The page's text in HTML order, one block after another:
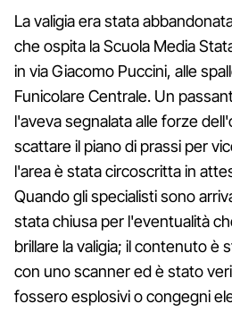
La valigia era stata
che ospita la Scuola Media
in via Giacomo Puccini, alle
Funicolare Centrale. Un
l'aveva segnalata alle forze
scattare il piano di prassi per
l'area è stata circoscritta in
Quando gli specialisti sono
stata chiusa per l'eventualità
brillare la valigia; il contenuto è
con uno scanner ed è stato
fossero esplosivi o congegni